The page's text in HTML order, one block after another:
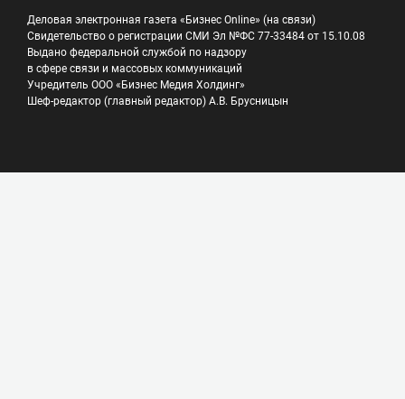
Деловая электронная газета «Бизнес Online» (на связи)
Свидетельство о регистрации СМИ Эл №ФС 77-33484 от 15.10.08
Выдано федеральной службой по надзору
в сфере связи и массовых коммуникаций
Учредитель ООО «Бизнес Медия Холдинг»
Шеф-редактор (главный редактор) А.В. Брусницын